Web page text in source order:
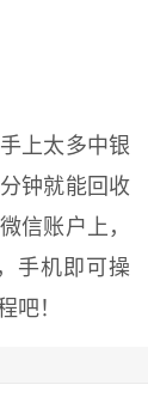
上太多中银
钟就能回收
信账户上，
手机即可操
吧！